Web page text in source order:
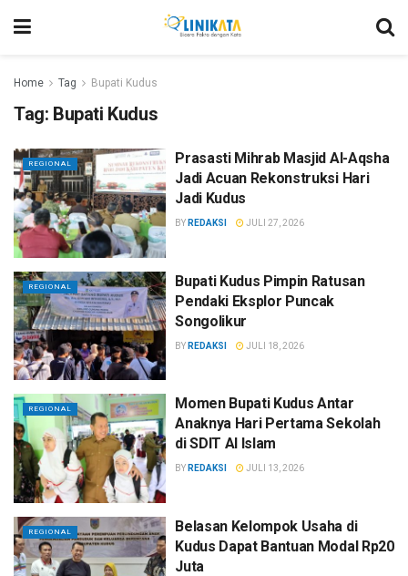
Home Tag Bupati Kudus
Tag: Bupati Kudus
REGIONAL
Prasasti Mihrab Masjid Al-Aqsha
Jadi Acuan Rekonstruksi Hari
Jadi Kudus
BY REDAKSI JULI 27, 2026
REGIONAL
Bupati Kudus Pimpin Ratusan
Pendaki Eksplor Puncak
Songolikur
BY REDAKSI JULI 18, 2026
REGIONAL
Momen Bupati Kudus Antar
Anaknya Hari Pertama Sekolah
di SDIT Al Islam
BY REDAKSI JULI 13, 2026
REGIONAL
Belasan Kelompok Usaha di
Kudus Dapat Bantuan Modal Rp20
Juta